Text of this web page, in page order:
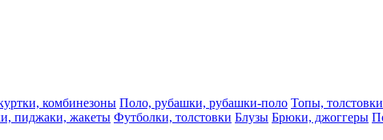
комбинезоны Поло, рубашки, рубашки-поло Топы, толстовки
пиджаки, жакеты Футболки, толстовки Блузы Брюки, джоггеры